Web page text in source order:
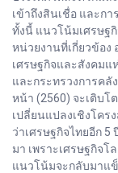
เข้าถึงสินเชื่อ และก
ทั้งนี้ แนวโน้มเศรษฐ
หน่วยงานที่เกี่ยวข้อ
เศรษฐกิจและสังคม
และกระทรวงการคลั
หน้า (2560) จะเติบโ
เปลี่ยนแปลงเชิงโคร
ว่าเศรษฐกิจไทยอีก 5
มา เพราะเศรษฐกิจ
แนวโน้มจะกลับมาแข็